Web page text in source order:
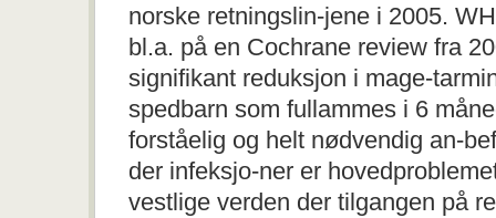
norske retningslin-jene i 2005.
bl.a. på en Cochrane review fra
signifikant reduksjon i mage-
spedbarn som fullammes i 6
forståelig og helt nødvendig an-
der infeksjo-ner er
vestlige verden der tilgangen på